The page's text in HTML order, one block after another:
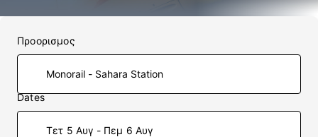
Προορισμος
Dates
Τετ 5 Αυγ - Πεμ 6 Αυγ